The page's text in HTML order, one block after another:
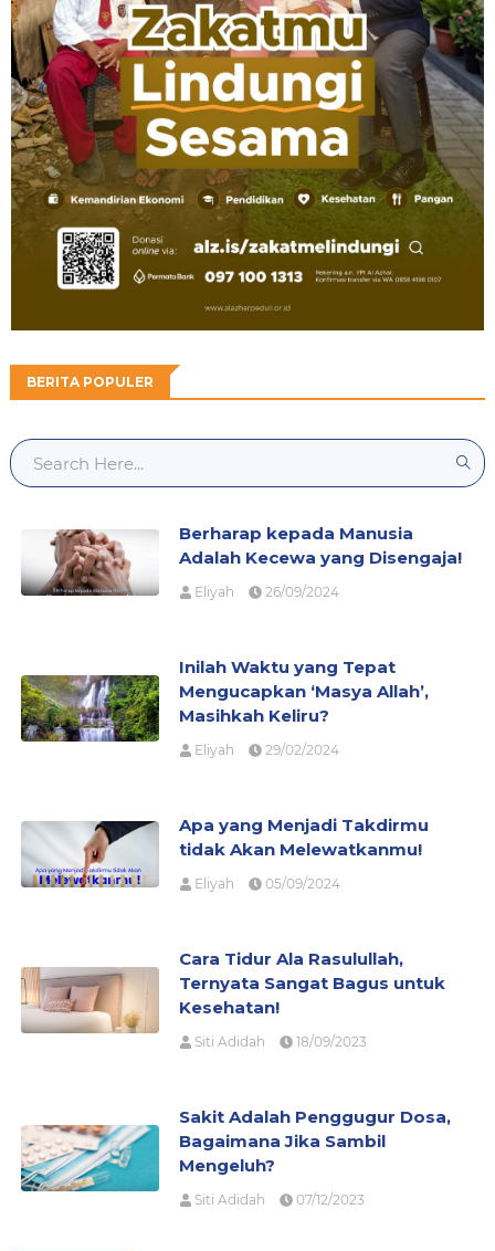
BERITA POPULER
Berharap kepada Manusia
Adalah Kecewa yang Disengaja!
Eliyah 26/09/2024
Inilah Waktu yang Tepat
Mengucapkan ‘Masya Allah’,
Masihkah Keliru?
Eliyah 29/02/2024
Apa yang Menjadi Takdirmu
tidak Akan Melewatkanmu!
Eliyah 05/09/2024
Cara Tidur Ala Rasulullah,
Ternyata Sangat Bagus untuk
Kesehatan!
Siti Adidah 18/09/2023
Sakit Adalah Penggugur Dosa,
Bagaimana Jika Sambil
Mengeluh?
Siti Adidah 07/12/2023